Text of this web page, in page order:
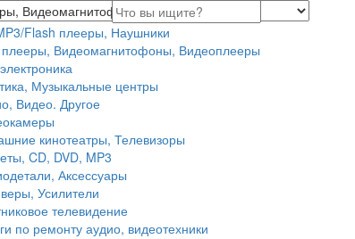
Flash плееры, Наушники
плееры, Видеомагнитофоны, Видеоплееры
Музыкальные центры
Видео. Другое
кинотеатры, Телевизоры
CD, DVD, MP3
Аксессуары
Усилители
телевидение
по ремонту аудио, видеотехники